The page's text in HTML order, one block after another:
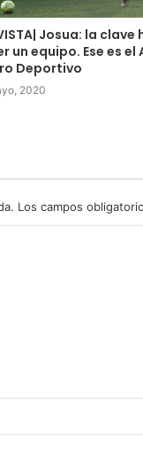
Josua: la clave
un equipo. Ese es el
Deportivo
2020
Los campos